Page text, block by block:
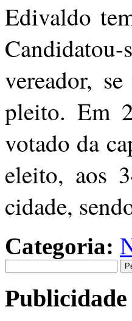
Edivaldo
vereador,
pleito. Em
votado da
eleito, aos
cidade,
Categoria:
por:
Publicidade